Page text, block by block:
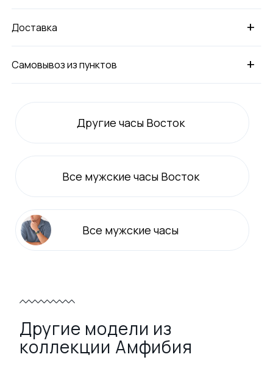
+
Доставка
+
Самовывоз из пунктов
Другие часы Восток
Все мужские часы Восток
Все мужские часы
Другие модели из
коллекции Амфибия